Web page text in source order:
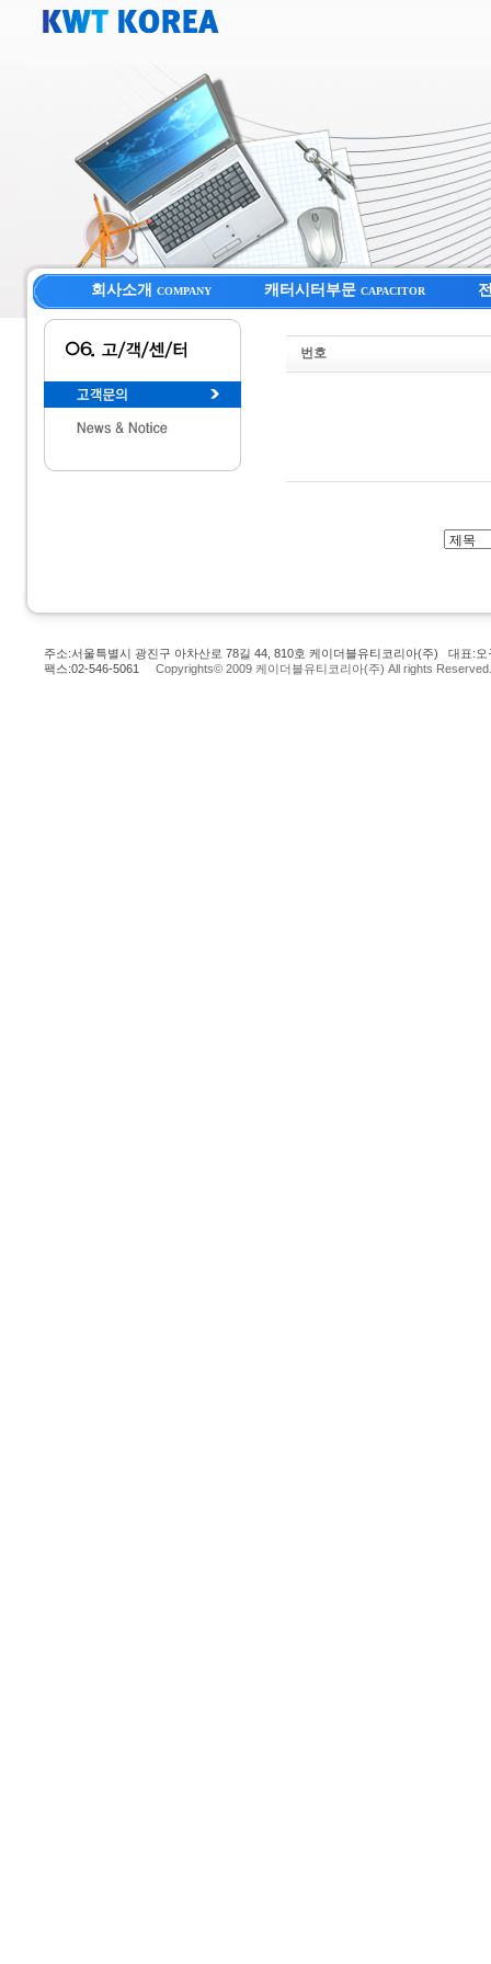
회사소개 COMPANY 캐터시터부문 CAPACITOR
번호
주소:서울특별시 광진구 아차산로 78길 44, 810호 케이더블유티코리아(주) 대표
팩스:02-546-5061 Copyrights© 2009 케이더블유티코리아(주) All rights Reserved.